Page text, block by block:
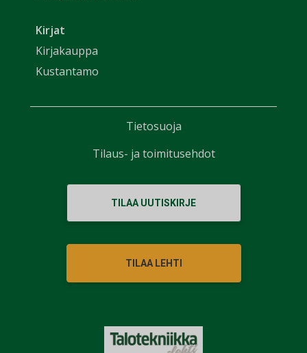
Kirjat
Kirjakauppa
Kustantamo
TILAA UUTISKIRJE
TILAA LEHTI
Tietosuoja
Tilaus- ja toimitusehdot